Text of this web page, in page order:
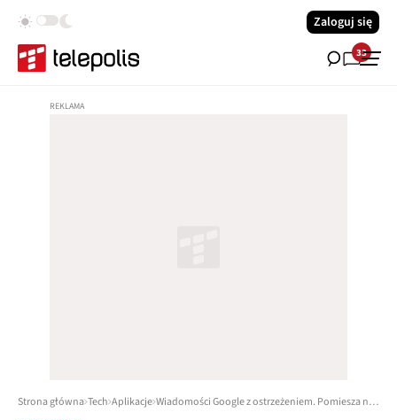
Zaloguj się
33
Strona główna Tech Aplikacje Wiadomości Google z ostrzeżeniem. Pomiesza niektórym szyki